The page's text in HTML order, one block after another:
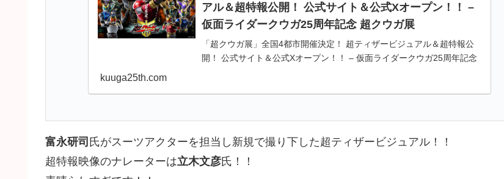
アル＆超特報公開！ 公式サイト＆公式Xオープン！！ –
仮面ライダークウガ25周年記念 超クウガ展
「超クウガ展」全国4都市開催決定！ 超ティザービジュアル＆超特報公
開！ 公式サイト＆公式Xオープン！！ – 仮面ライダークウガ25周年記念
kuuga25th.com
富永研司 氏がスーツアクターを担当し新規で撮り下した超ティザービジュアル！！
超特報映像のナレーターは立木文彦氏！！